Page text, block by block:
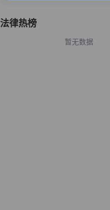
法律热榜
暂无数据